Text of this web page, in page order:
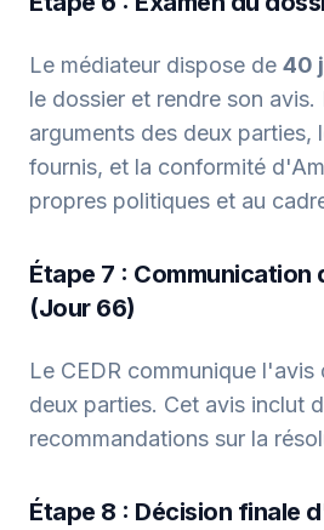
Le médiateur dispose de 40
le dossier et rendre son avis.
arguments des deux parties,
fournis, et la conformité
propres politiques et au
Étape 7 : Communication
(Jour 66)
Le CEDR communique l'avis
deux parties. Cet avis inclut
recommandations sur la
Étape 8 : Décision finale